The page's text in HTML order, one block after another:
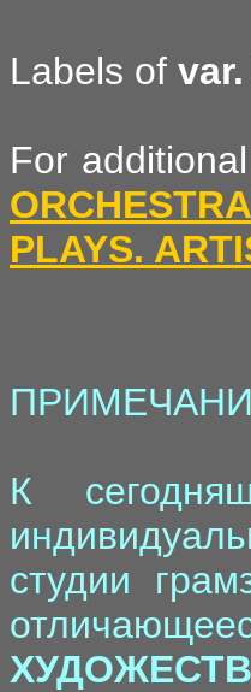
Labels of
For
PLAYS.
К
студии